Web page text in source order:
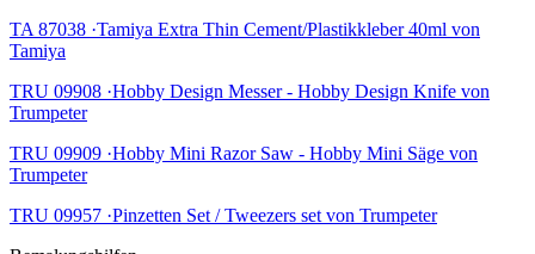
TA 87038 ·Tamiya Extra Thin Cement/Plastikkleber 40ml von
Tamiya
TRU 09908 ·Hobby Design Messer - Hobby Design Knife von
Trumpeter
TRU 09909 ·Hobby Mini Razor Saw - Hobby Mini Säge von
Trumpeter
TRU 09957 ·Pinzetten Set / Tweezers set von Trumpeter